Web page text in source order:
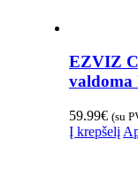
EZVIZ
valdoma
59.99€ (su
Į krepšelį